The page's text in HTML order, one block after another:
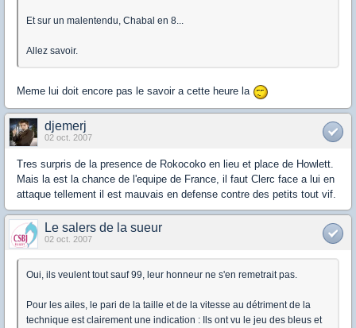
Et sur un malentendu, Chabal en 8...
Allez savoir.
Meme lui doit encore pas le savoir a cette heure la
djemerj
02 oct. 2007
Tres surpris de la presence de Rokocoko en lieu et place de Howlett.
Mais la est la chance de l'equipe de France, il faut Clerc face a lui en
attaque tellement il est mauvais en defense contre des petits tout vif.
Le salers de la sueur
02 oct. 2007
Oui, ils veulent tout sauf 99, leur honneur ne s'en remetrait pas.
Pour les ailes, le pari de la taille et de la vitesse au détriment de la
technique est clairement une indication : Ils ont vu le jeu des bleus et